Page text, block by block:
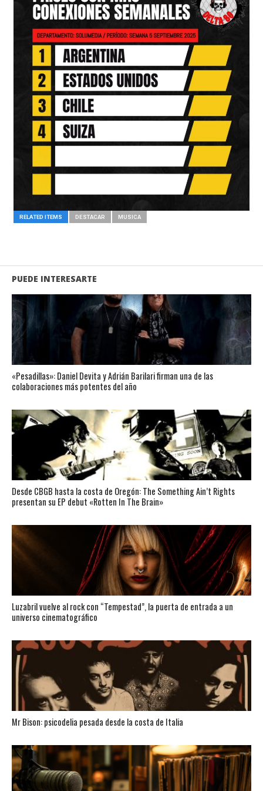
RELATED ITEMS DESTACAR MUSICA
PUEDE INTERESARTE
«Pesadillas»: Daniel Devita y Adrián Barilari firman una de las
colaboraciones más potentes del año
Desde CBGB hasta la costa de Oregón: The Something Ain’t Rights
presentan su EP debut «Rotten In The Brain»
Luzabril vuelve al rock con “Tempestad”, la puerta de entrada a un
universo cinematográfico
Mr Bison: psicodelia pesada desde la costa de Italia